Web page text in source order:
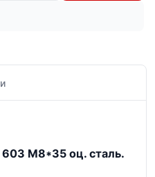
М8*35 оц. сталь.